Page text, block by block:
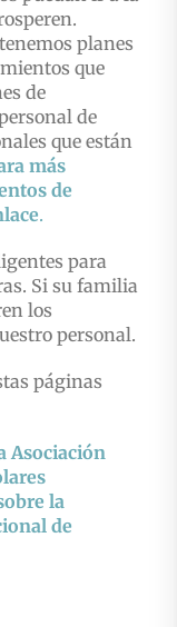
planes
que
de
de
que están
más
de
.
para
Si su familia
los
personal.
páginas
Asociación
la
de